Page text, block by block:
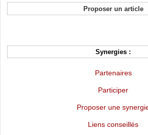
Proposer un article
Synergies :
Partenaires
Participer
Proposer une
Liens conseillés